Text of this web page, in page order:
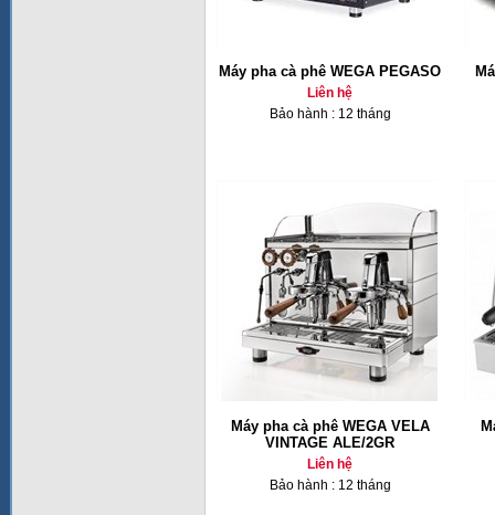
Máy pha cà phê WEGA PEGASO
Liên hệ
Bảo hành : 12 tháng
Máy pha cà phê WEGA VELA
VINTAGE ALE/2GR
Liên hệ
Bảo hành : 12 tháng